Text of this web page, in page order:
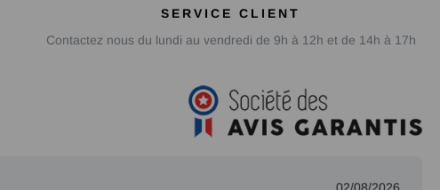
SERVICE CLIENT
Contactez nous du lundi au vendredi de 9h à 12h et de 14h à 17h